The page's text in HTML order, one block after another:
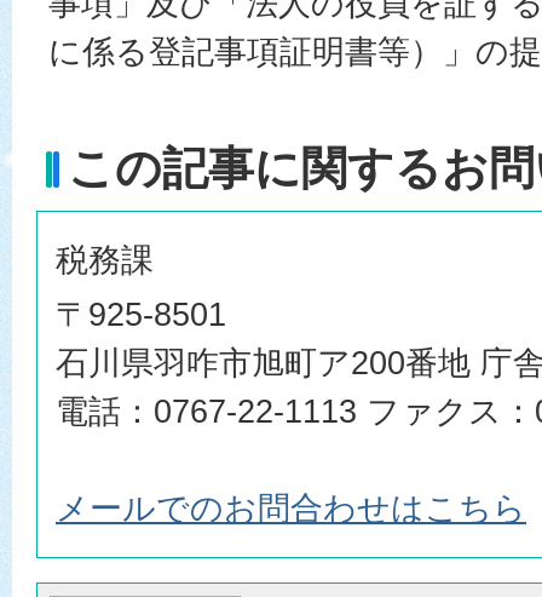
に係る登記事項証明書等）」の
この記事に関するお
税務課
〒925-8501
石川県羽咋市旭町ア200番地 庁
電話：0767-22-1113 ファクス
メールでのお問合わせはこちら